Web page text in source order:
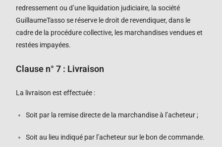
redressement ou d’une liquidation judiciaire, la société
GuillaumeTassose réserve le droit de revendiquer, dans le
cadre de la procédure collective, les marchandises vendues et
restées impayées.
Clause n°7 : Livraison
La livraison est effectuée :
Soit par la remise directe de la marchandise à l’acheteur ;
Soit au lieu indiqué par l’acheteur sur le bon de commande.